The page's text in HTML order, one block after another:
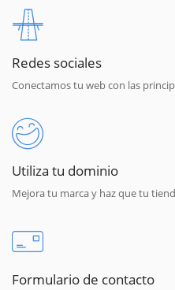
Redes sociales
Conectamos tu web con las
Utiliza tu dominio
Mejora tu marca y haz que tu
Formulario de contacto